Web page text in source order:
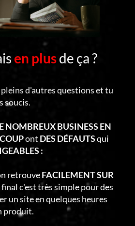
en plusde ça ?
pleins d'autres questions et tu
soucis.
NOMBREUX BUSINESS EN
ont DES DÉFAUTSqui
:
retrouveFACILEMENT SUR
final c'est très simple pour des
un site en quelques heures
produit.